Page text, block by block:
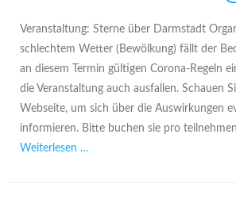
Veranstaltung: Sterne über Darmstadt
schlechtem Wetter (Bewölkung) fällt der
an diesem Termin gültigen Corona-Regeln
die Veranstaltung auch ausfallen. Schauen
Webseite, um sich über die Auswirkungen
informieren. Bitte buchen sie pro
Weiterlesen …